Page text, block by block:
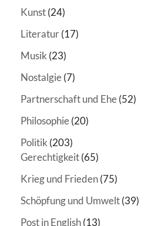
Kunst(24)
Literatur(17)
Musik(23)
Nostalgie(7)
Partnerschaft und Ehe(52)
Philosophie(20)
Politik(203)
Gerechtigkeit(65)
Krieg und Frieden(75)
Schöpfung und Umwelt(39)
Post in English(13)